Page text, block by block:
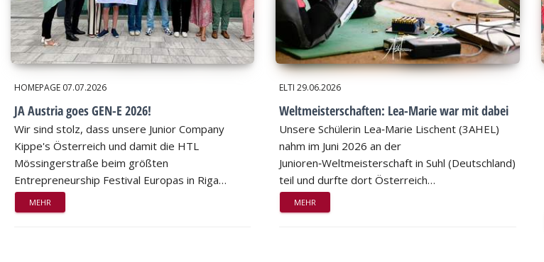
HOMEPAGE 07.07.2026
JA Austria goes GEN-E 2026!
Wir sind stolz, dass unsere Junior Company
Kippe's Österreich und damit die HTL
Mössingerstraße beim größten
Entrepreneurship Festival Europas in Riga…
MEHR
ELTI29.06.2026
Weltmeisterschaften: Lea-Marie war mit dabei
Unsere Schülerin Lea‑Marie Lischent (3AHEL)
nahm im Juni 2026 an der
Junioren‑Weltmeisterschaft in Suhl (Deutschland)
teil und durfte dort Österreich…
MEHR